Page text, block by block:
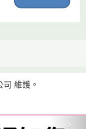
›
維護。